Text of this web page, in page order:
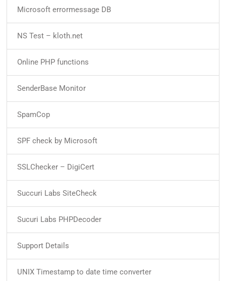
Microsoft errormessage DB
NS Test – kloth.net
Online PHP functions
SenderBase Monitor
SpamCop
SPF check by Microsoft
SSLChecker – DigiCert
Succuri Labs SiteCheck
Sucuri Labs PHPDecoder
Support Details
UNIX Timestamp to date time converter